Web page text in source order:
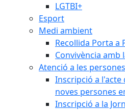
LGTBI+
Esport
Medi ambient
Recollida Porta a
Convivència amb
Atenció a les persones
Inscripció a l'acte
noves persones
Inscripció a la